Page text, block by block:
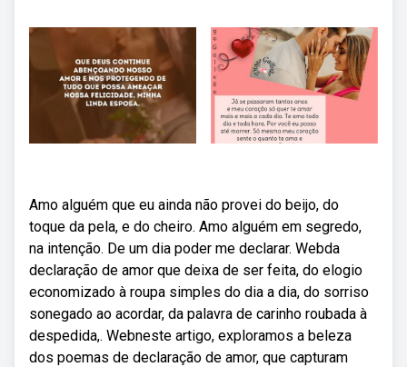
Amo alguém que eu ainda não provei do beijo, do
toque da pela, e do cheiro. Amo alguém em segredo,
na intenção. De um dia poder me declarar. Webda
declaração de amor que deixa de ser feita, do elogio
economizado à roupa simples do dia a dia, do sorriso
sonegado ao acordar, da palavra de carinho roubada à
despedida,. Webneste artigo, exploramos a beleza
dos poemas de declaração de amor, que capturam